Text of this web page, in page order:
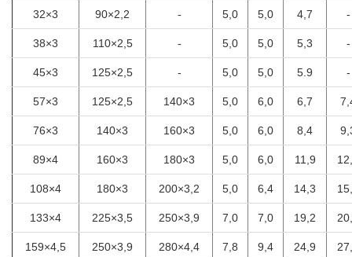
32×3 90×2,2 - 5,0 5,0 4,7 -
38×3 110×2,5 - 5,0 5,0 5,3 -
45×3 125×2,5 - 5,0 5,0 5.9 -
57×3 125×2,5 140×3 5,0 6,0 6,7
76×3 140×3 160×3 5,0 6,0 8,4
89×4 160×3 180×3 5,0 6,0 11,9
108×4 180×3 200×3,2 5,0 6,4 14,3
133×4 225×3,5 250×3,9 7,0 7,0 19,2
159×4,5 250×3,9 280×4,4 7,8 9,4 24,9